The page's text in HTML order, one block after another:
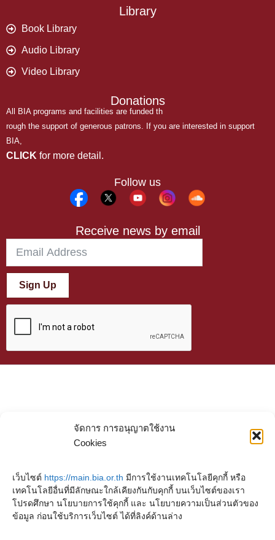
จัดการ การอนุญาตใช้งาน
Cookies
เว็บไซต์ https://main.bia.or.th มีการใช้งานเทคโนโลยีคุกกี้ หรือ
เทคโนโลยีอื่นที่มีลักษณะใกล้เคียงกันกับคุกกี้ บนเว็บไซต์ของเรา
โปรดศึกษา นโยบายการใช้คุกกี้ และ นโยบายความเป็นส่วนตัวของ
ข้อมูล ก่อนใช้บริการเว็บไซต์ ได้ที่ลิงค์ด้านล่าง
Library
Book Library
Audio Library
Video Library
Donations
All BIA programs and facilities are funded th
rough the support of generous patrons. If you are interested in support
BIA,
CLICK for more detail.
Follow us
Receive news by email
Sign Up